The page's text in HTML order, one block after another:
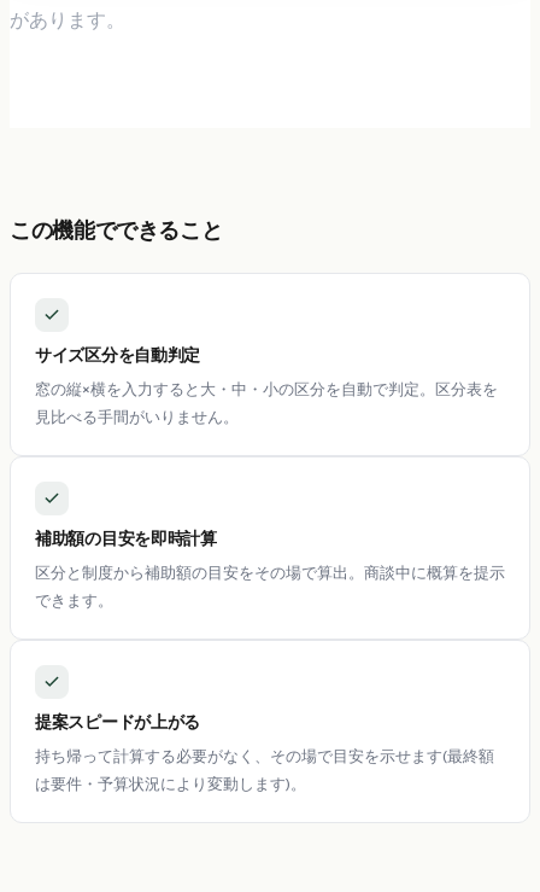
があります。
この機能でできること
サイズ区分を自動判定
窓の縦×横を入力すると大・中・小の区分を自動で判定。区分表を
見比べる手間がいりません。
補助額の目安を即時計算
区分と制度から補助額の目安をその場で算出。商談中に概算を提示
できます。
提案スピードが上がる
持ち帰って計算する必要がなく、その場で目安を示せます(最終額
は要件・予算状況により変動します)。